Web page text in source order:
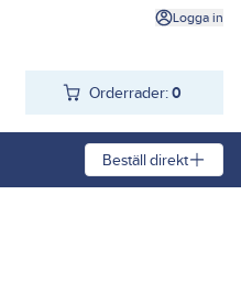
Logga in
Orderrader: 0
Beställ direkt